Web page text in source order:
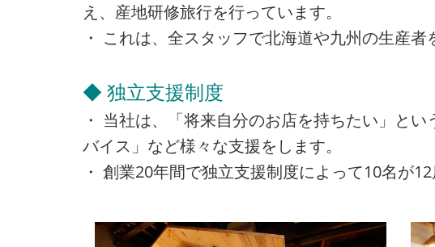
え、産地研修旅行を行っています。
・ これは、全スタッフで北海道や九州の生産者
◆ 独立支援制度
・ 当社は、「将来自分のお店を持ちたい」と
バイス」など様々な支援をします。
・ 創業20年間で独立支援制度によって10名が